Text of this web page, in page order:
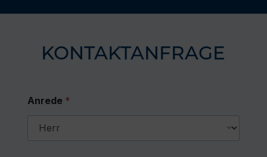
KONTAKTANFRAGE
Anrede *